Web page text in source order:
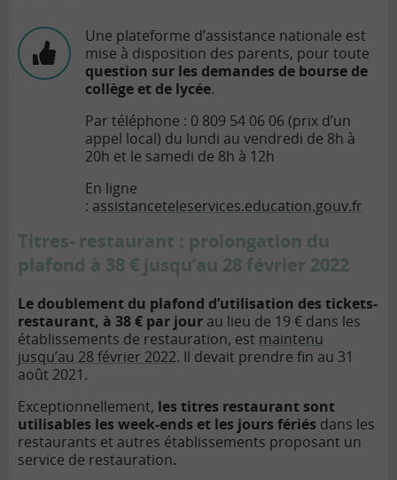
Une plateforme d’assistance nationale est
mise à disposition des parents, pour toute
question sur les demandes de bourse de
collège et de lycée.
Par téléphone : 0 809 54 06 06 (prix d’un
appel local) du lundi au vendredi de 8h à
20h et le samedi de 8h à 12h
En ligne
: assistanceteleservices.education.gouv.fr
Titres- restaurant : prolongation du
plafond à 38 € jusqu’au 28 février 2022
Le doublement du plafond d’utilisation des tickets-
restaurant, à 38 € par jour au lieu de 19 € dans les
établissements de restauration, est maintenu
jusqu’au 28 février 2022. Il devait prendre fin au 31
août 2021.
Exceptionnellement, les titres restaurant sont
utilisables les week-ends et les jours fériés dans les
restaurants et autres établissements proposant un
service de restauration.